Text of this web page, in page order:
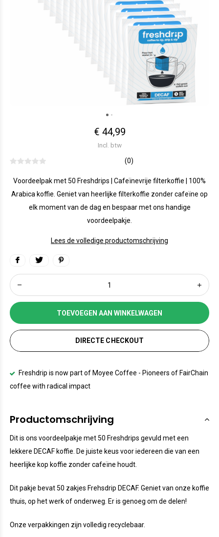
€ 44,99
Incl. btw
(0)
Voordeelpak met 50 Freshdrips | Cafeïnevrije filterkoffie | 100%
Arabica koffie. Geniet van heerlijke filterkoffie zonder cafeïne op
elk moment van de dag en bespaar met ons handige
voordeelpakje.
Lees de volledige productomschrijving
TOEVOEGEN AAN WINKELWAGEN
DIRECTE CHECKOUT
Freshdrip is now part of Moyee Coffee - Pioneers of FairChain
coffee with radical impact
Productomschrijving
Dit is ons voordeelpakje met 50 Freshdrips gevuld met een
lekkere DECAF koffie. De juiste keus voor iedereen die van een
heerlijke kop koffie zonder cafeïne houdt.
Dit pakje bevat 50 zakjes Frehsdrip DECAF. Geniet van onze koffie
thuis, op het werk of onderweg. Er is genoeg om de delen!
Onze verpakkingen zijn volledig recyclebaar.